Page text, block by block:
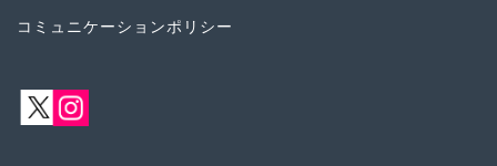
コミュニケーションポリシー